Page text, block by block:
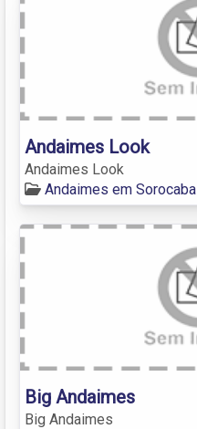
Andaimes Look
Andaimes Look
Andaimes em Sorocaba
Big Andaimes
Big Andaimes